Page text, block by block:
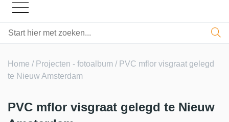
Home / Projecten - fotoalbum / PVC mflor visgraat gelegd
te Nieuw Amsterdam
PVC mflor visgraat gelegd te Nieuw